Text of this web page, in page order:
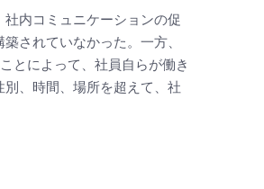
内コミュニケーションの促
されていなかった。一方、
とによって、社員自らが働き
、時間、場所を超えて、社